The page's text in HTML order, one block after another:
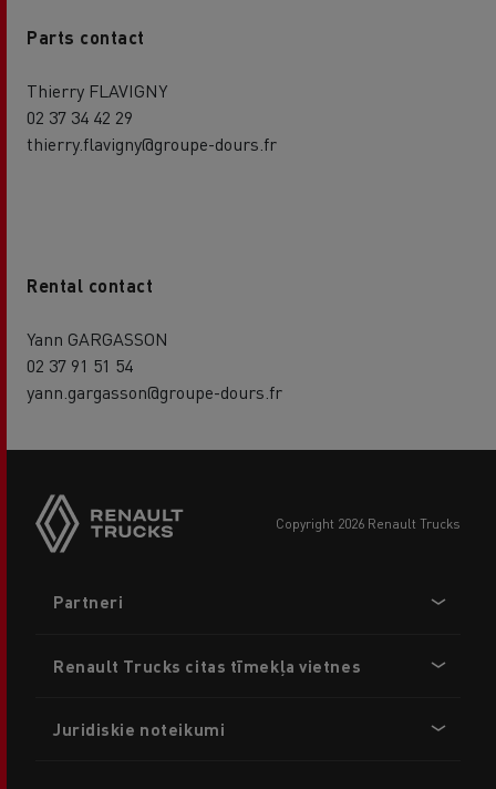
Parts contact
Thierry FLAVIGNY
02 37 34 42 29
thierry.flavigny@groupe-dours.fr
Rental contact
Yann GARGASSON
02 37 91 51 54
yann.gargasson@groupe-dours.fr
copyright 2026 Renault Trucks
menu
Partneri
Renault Trucks citas tīmekļa vietnes
Juridiskie noteikumi